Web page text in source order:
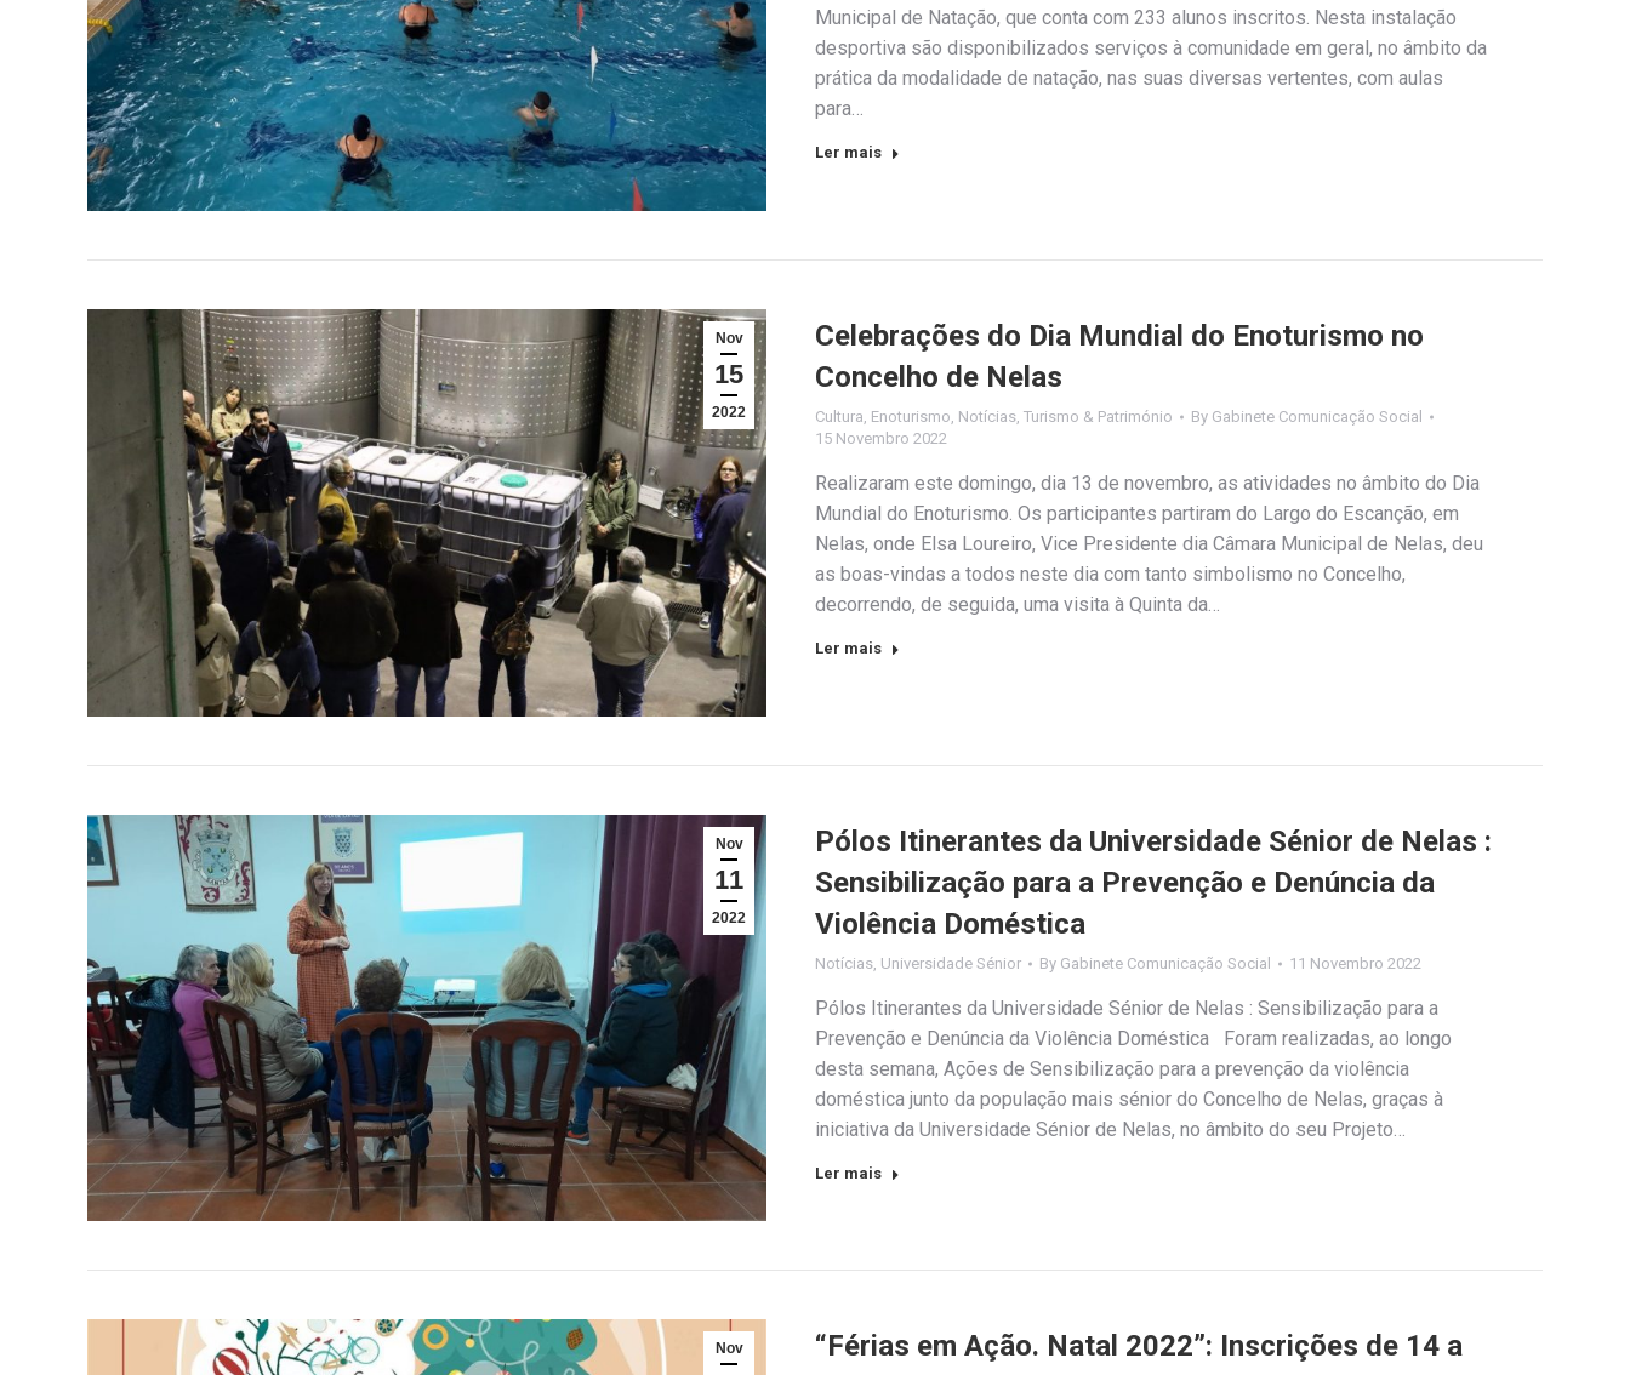
Municipal de Natação, que conta com 233 alunos inscritos. Nesta instalação
desportiva são disponibilizados serviços à comunidade em geral, no âmbito da
prática da modalidade de natação, nas suas diversas vertentes, com aulas
para…
Ler mais
Nov
15
2022
Celebrações do Dia Mundial do Enoturismo no
Concelho de Nelas
Cultura, Enoturismo, Notícias, Turismo & Património By Gabinete Comunicação Social
15 Novembro 2022
Realizaram este domingo, dia 13 de novembro, as atividades no âmbito do Dia
Mundial do Enoturismo. Os participantes partiram do Largo do Escanção, em
Nelas, onde Elsa Loureiro, Vice Presidente dia Câmara Municipal de Nelas, deu
as boas-vindas a todos neste dia com tanto simbolismo no Concelho,
decorrendo, de seguida, uma visita à Quinta da…
Ler mais
Nov
11
2022
Pólos Itinerantes da Universidade Sénior de Nelas :
Sensibilização para a Prevenção e Denúncia da
Violência Doméstica
Notícias Universidade Sénior By Gabinete Comunicação Social 11 Novembro 2022
Pólos Itinerantes da Universidade Sénior de Nelas : Sensibilização para a
Prevenção e Denúncia da Violência Doméstica Foram realizadas, ao longo
desta semana, Ações de Sensibilização para a prevenção da violência
doméstica junto da população mais sénior do Concelho de Nelas, graças à
iniciativa da Universidade Sénior de Nelas, no âmbito do seu Projeto…
Ler mais
Nov
“Férias em Ação. Natal 2022”: Inscrições de 14 a